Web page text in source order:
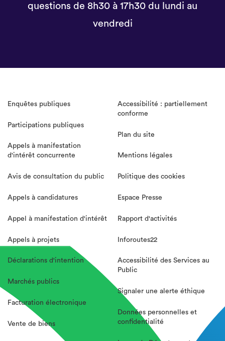
questions de 8h30 à 17h30 du lundi au
vendredi
Enquêtes publiques
Participations publiques
Appels à manifestation
d'intérêt concurrente
Avis de consultation du public
Appels à candidatures
Appel à manifestation d'intérêt
Appels à projets
Déclarations d'intention
Marchés publics
Facturation électronique
Vente de biens
Accessibilité : partiellement
conforme
Plan du site
Mentions légales
Politique des cookies
Espace Presse
Rapport d'activités
Inforoutes22
Accessibilité des Services au
Public
Signaler une alerte éthique
Données personnelles et
confidentialité